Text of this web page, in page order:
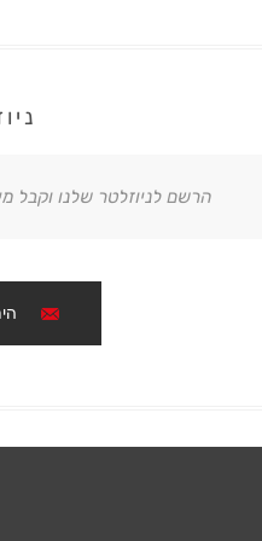
הרשם לניוזלטר שלנו וקבל